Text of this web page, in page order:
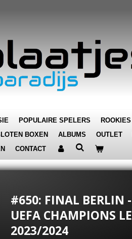
POPULAIRE SPELERS ROOKIES
BOXEN ALBUMS OUTLET
CONTACT
#650: FINAL BERLIN
UEFA CHAMPIONS
2023/2024